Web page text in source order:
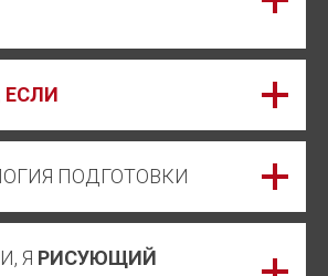
ЕСЛИ
ПОДГОТОВКИ
Я РИСУЮЩИЙ